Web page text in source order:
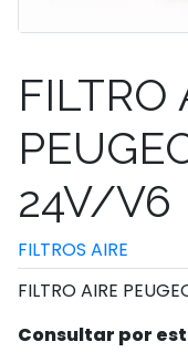
FILTRO
24V/V6
FILTROS AIRE
FILTRO AIRE
Consultar por